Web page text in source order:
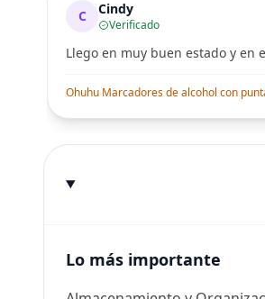
C Cindy
Verificado
Llego en muy buen estado y en
Ohuhu Marcadores de alcohol con
Lo más importante